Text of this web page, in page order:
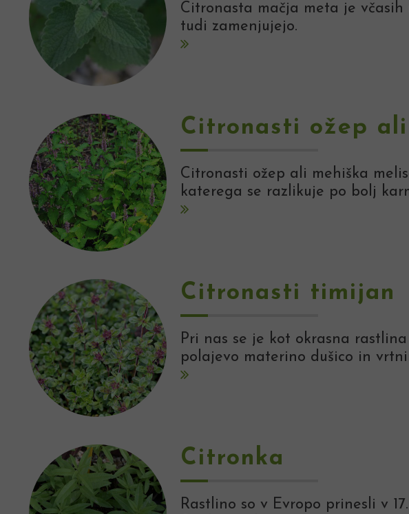
Citronasta mačja meta je
tudi zamenjujejo.
Citronasti ožep
Citronasti ožep ali mehiška
katerega se razlikuje po bolj
Citronasti timijan
Pri nas se je kot okrasna
polajevo materino dušico in
Citronka
Rastlino so v Evropo prinesli v